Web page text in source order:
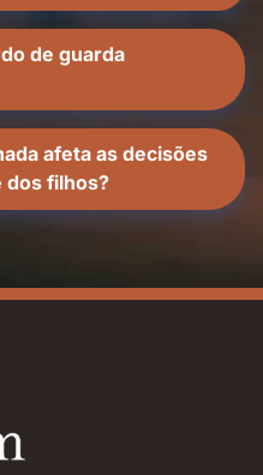
de guarda
afeta as decisões
dos filhos?